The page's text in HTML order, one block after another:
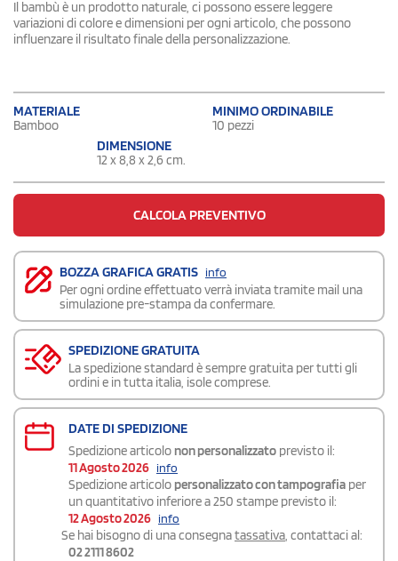
Il bambù è un prodotto naturale, ci possono essere leggere
variazioni di colore e dimensioni per ogni articolo, che possono
influenzare il risultato finale della personalizzazione.
MATERIALE
Bamboo
MINIMO ORDINABILE
10 pezzi
DIMENSIONE
12 x 8,8 x 2,6 cm.
CALCOLA PREVENTIVO
BOZZA GRAFICA GRATIS info
Per ogni ordine effettuato verrà inviata tramite mail una
simulazione pre-stampa da confermare.
SPEDIZIONE GRATUITA
La spedizione standard è sempre gratuita per tutti gli
ordini e in tutta italia, isole comprese.
DATE DI SPEDIZIONE
Spedizione articolo non personalizzato previsto il:
11 Agosto 2026 info
Spedizione articolo personalizzato con tampografia per
un quantitativo inferiore a 250 stampe previsto il:
12 Agosto 2026 info
Se hai bisogno di una consegnatassativa, contattaci al:
02 2111 8602